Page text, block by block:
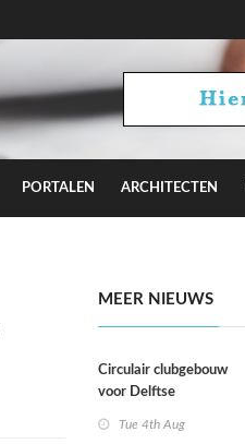
PORTALEN ARCHITECTEN
MEER NIEUWS
Circulair clubgebouw
voor Delftse
Tue 4th Aug